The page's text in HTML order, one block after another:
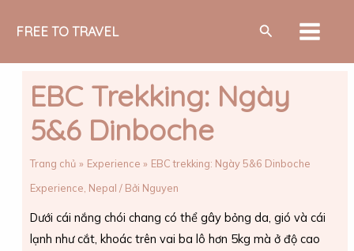
FREE TO TRAVEL
Tìm
EBC Trekking: Ngày
5&6 Dinboche
Trang chủ Experience
EBC trekking: Ngày 5&6 Dinboche
Experience Nepal / Bởi Nguyen
Dưới cái nắng chói chang có thể gây bỏng da, gió và cái
lạnh như cắt, khoác trên vai ba lô hơn 5kg mà ở độ cao